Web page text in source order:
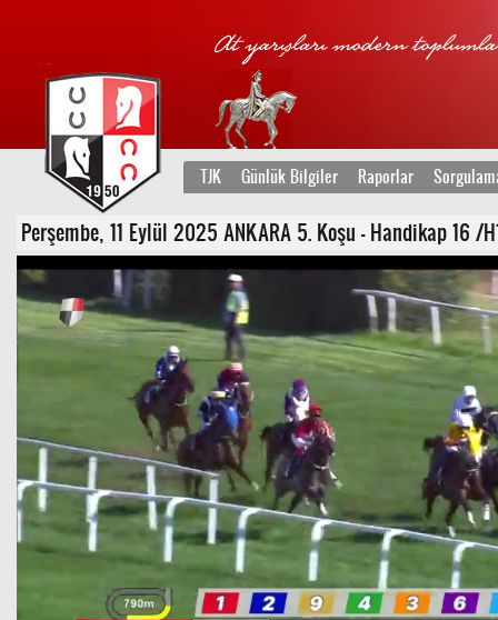
TJK Günlük Bilgiler Raporlar
Perşembe, 11 Eylül 2025 ANKARA 5. Koşu - Handikap 16 /